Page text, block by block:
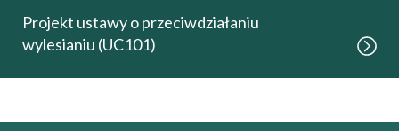
Projekt ustawy o przeciwdziałaniu
wylesianiu (UC101)